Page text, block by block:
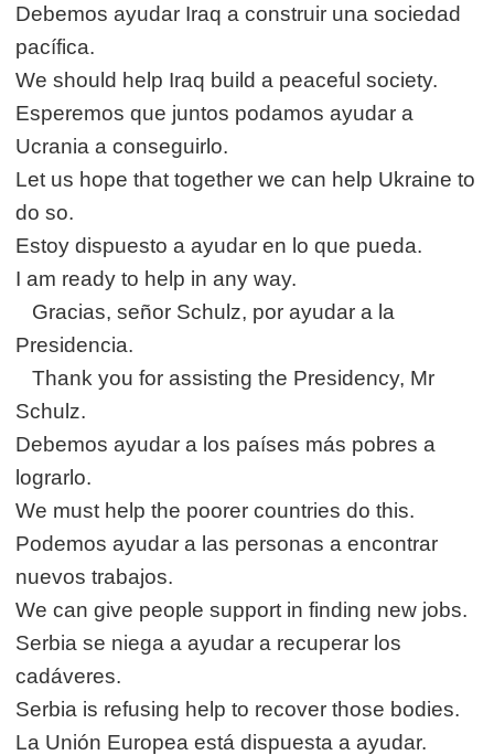
Debemos ayudar Iraq a construir una sociedad
pacífica.
We should help Iraq build a peaceful society.
Esperemos que juntos podamos ayudar a
Ucrania a conseguirlo.
Let us hope that together we can help Ukraine to
do so.
Estoy dispuesto a ayudar en lo que pueda.
I am ready to help in any way.
Gracias, señor Schulz, por ayudar a la
Presidencia.
Thank you for assisting the Presidency, Mr
Schulz.
Debemos ayudar a los países más pobres a
lograrlo.
We must help the poorer countries do this.
Podemos ayudar a las personas a encontrar
nuevos trabajos.
We can give people support in finding new jobs.
Serbia se niega a ayudar a recuperar los
cadáveres.
Serbia is refusing help to recover those bodies.
La Unión Europea está dispuesta a ayudar.